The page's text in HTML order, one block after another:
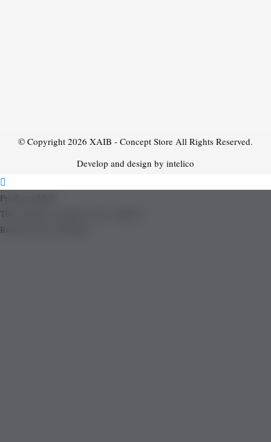
© Copyright 2026 XAIB - Concept Store All Rights Reserved.
Develop and design by intelico
Product added!
The product is already in the wishlist!
Removed from Wishlist